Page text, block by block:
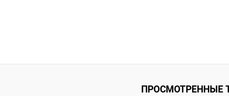
ПРОСМОТРЕННЫЕ